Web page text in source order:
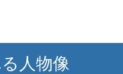
人物像